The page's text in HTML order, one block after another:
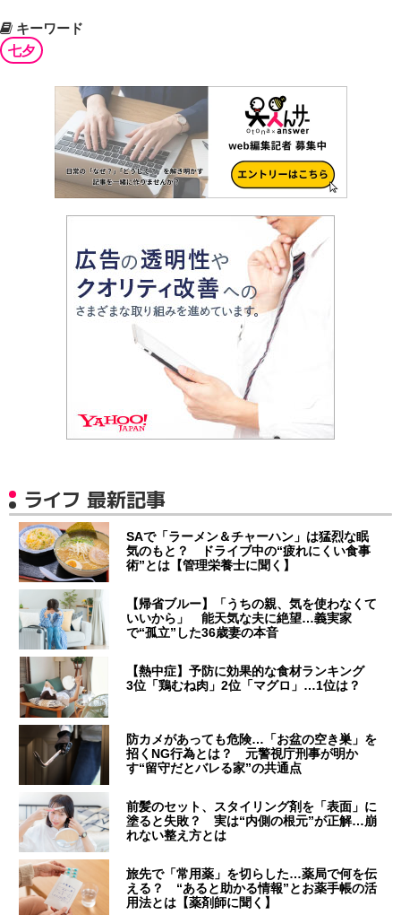
キーワード
七夕
ライフ 最新記事
SAで「ラーメン＆チャーハン」は猛烈な眠
気のもと？ ドライブ中の“疲れにくい食事
術”とは【管理栄養士に聞く】
【帰省ブルー】「うちの親、気を使わなくて
いいから」 能天気な夫に絶望…義実家
で“孤立”した36歳妻の本音
【熱中症】予防に効果的な食材ランキング
3位「鶏むね肉」2位「マグロ」…1位は？
防カメがあっても危険…「お盆の空き巣」を
招くNG行為とは？ 元警視庁刑事が明か
す“留守だとバレる家”の共通点
前髪のセット、スタイリング剤を「表面」に
塗ると失敗？ 実は“内側の根元”が正解…崩
れない整え方とは
旅先で「常用薬」を切らした…薬局で何を伝
える？ “あると助かる情報”とお薬手帳の活
用法とは【薬剤師に聞く】